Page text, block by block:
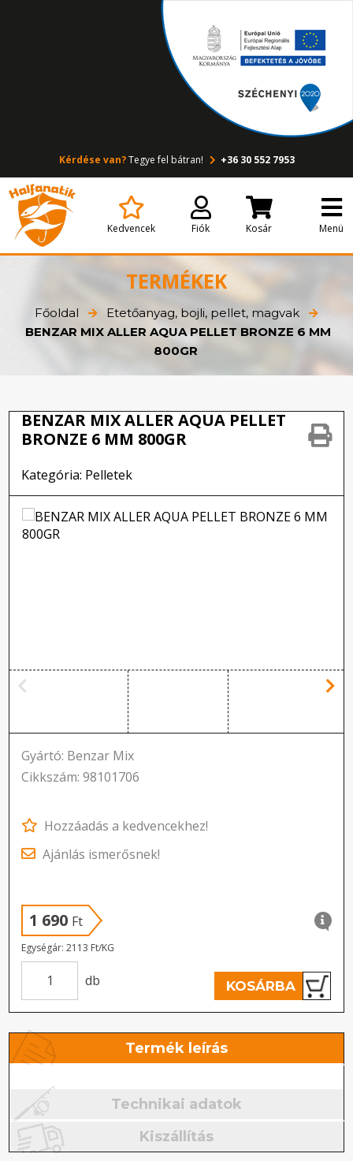
Kérdése van?Tegye fel bátran! +36 30 552 7953
Kedvencek Fiók Kosár Menü
TERMÉKEK
Főoldal
Etetőanyag, bojli, pellet, magvak
BENZAR MIX ALLER AQUA PELLET BRONZE 6 MM
800GR
BENZAR MIX ALLER AQUA PELLET
BRONZE 6 MM 800GR
Kategória: Pelletek
Gyártó: Benzar Mix
Cikkszám: 98101706
Hozzáadás a kedvencekhez!
Ajánlás ismerősnek!
1 690 Ft
Egységár: 2113 Ft/KG
db KOSÁRBA
Termék leírás
Technikai adatok
Kiszállítás